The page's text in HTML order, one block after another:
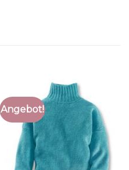
Angebot!